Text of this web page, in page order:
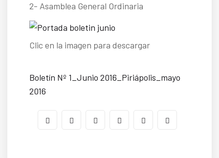
2- Asamblea General Ordinaria
Clic en la imagen para descargar
Boletín Nº 1_Junio 2016_Piriápolis_mayo
2016